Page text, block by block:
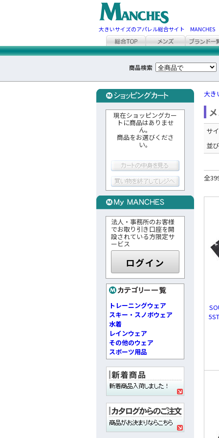
大きいサイズのアパレル総合サイト MANCHES
商品検索
大き
サ
並
全
現在ショッピングカー
トに商品はありませ
ん。
商品をお選びくださ
い。
法人・事務所のお客様
でお取り引き口座を開
設されている方限定サ
ービス
ログイン
トレーニングウェア
スキー・スノボウェア
水着
レインウェア
その他のウェア
スポーツ用品